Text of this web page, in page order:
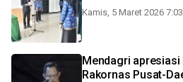
Kamis, 5 Maret 2026 7:03
Mendagri apresiasi
Rakornas Pusat-